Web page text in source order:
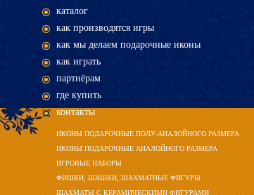
каталог
как производятся игры
как мы делаем подарочные иконы
как играть
партнёрам
где купить
контакты
ИКОНЫ ПОДАРОЧНЫЕ ПОЛУ-АНАЛОЙНОГО РАЗМЕРА
ИКОНЫ ПОДАРОЧНЫЕ АНАЛОЙНОГО РАЗМЕРА
ИГРОВЫЕ НАБОРЫ
ФИШКИ, ШАШКИ, ШАХМАТНЫЕ ФИГУРЫ
ШАХМАТЫ С КЕРАМИЧЕСКИМИ ФИГУРАМИ